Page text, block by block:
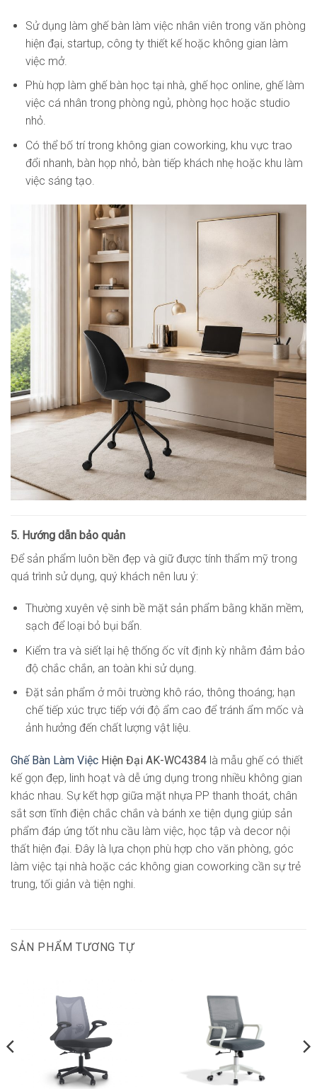
Sử dụng làm ghế bàn làm việc nhân viên trong văn phòng
hiện đại, startup, công ty thiết kế hoặc không gian làm
việc mở.
Phù hợp làm ghế bàn học tại nhà, ghế học online, ghế làm
việc cá nhân trong phòng ngủ, phòng học hoặc studio
nhỏ.
Có thể bố trí trong không gian coworking, khu vực trao
đổi nhanh, bàn họp nhỏ, bàn tiếp khách nhẹ hoặc khu làm
việc sáng tạo.
5. Hướng dẫn bảo quản
Để sản phẩm luôn bền đẹp và giữ được tính thẩm mỹ trong
quá trình sử dụng, quý khách nên lưu ý:
Thường xuyên vệ sinh bề mặt sản phẩm bằng khăn mềm,
sạch để loại bỏ bụi bẩn.
Kiểm tra và siết lại hệ thống ốc vít định kỳ nhằm đảm bảo
độ chắc chắn, an toàn khi sử dụng.
Đặt sản phẩm ở môi trường khô ráo, thông thoáng; hạn
chế tiếp xúc trực tiếp với độ ẩm cao để tránh ẩm mốc và
ảnh hưởng đến chất lượng vật liệu.
Ghế Bàn Làm Việc Hiện Đại AK-WC4384 là mẫu ghế có thiết
kế gọn đẹp, linh hoạt và dễ ứng dụng trong nhiều không gian
khác nhau. Sự kết hợp giữa mặt nhựa PP thanh thoát, chân
sắt sơn tĩnh điện chắc chắn và bánh xe tiện dụng giúp sản
phẩm đáp ứng tốt nhu cầu làm việc, học tập và decor nội
thất hiện đại. Đây là lựa chọn phù hợp cho văn phòng, góc
làm việc tại nhà hoặc các không gian coworking cần sự trẻ
trung, tối giản và tiện nghi.
SẢN PHẨM TƯƠNG TỰ